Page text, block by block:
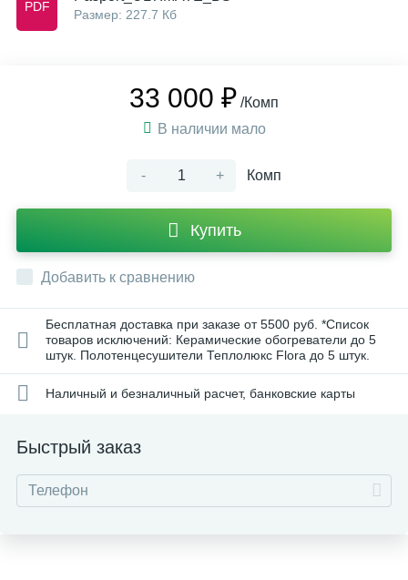
Размер: 227.7 Кб
33 000 ₽ /Комп
В наличии мало
- + Комп
Купить
Добавить к сравнению
Бесплатная доставка при заказе от 5500 руб. *Список
товаров исключений: Керамические обогреватели до 5
штук. Полотенцесушители Теплолюкс Flora до 5 штук.
Наличный и безналичный расчет, банковские карты
Быстрый заказ